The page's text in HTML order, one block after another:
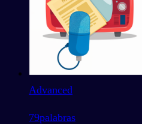
Advanced
79palabras